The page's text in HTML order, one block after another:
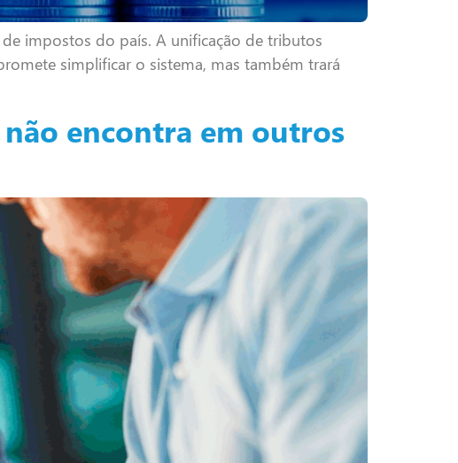
impostos do país. A unificação de tributos
simplificar o sistema, mas também trará
não encontra em outros